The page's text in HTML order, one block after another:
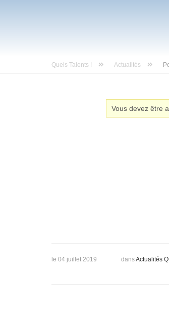
Quels Talents ! Actualités
Vous devez être
le 04 juillet 2019 dansActualités